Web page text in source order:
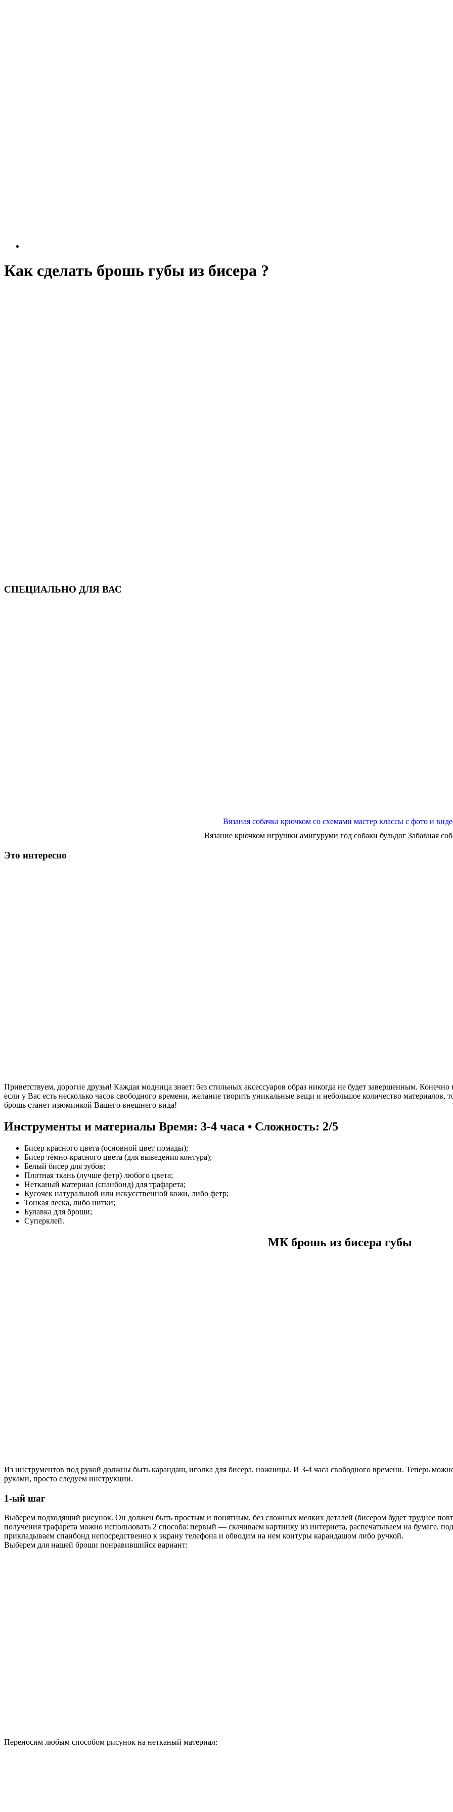
Как сделать брошь губы из бисера ?
СПЕЦИАЛЬНО ДЛЯ ВАС
Вязаная собачка крючком со схемами мастер классы с фото и
Вязание крючком игрушки амигуруми год собаки бульдог Забавная
Это интересно
Приветствуем, дорогие друзья! Каждая модница знает: без стильных аксессуаров образ никогда не будет завершенным.
если у Вас есть несколько часов свободного времени, желание творить уникальные вещи и небольшое количество материалов,
брошь станет изюминкой Вашего внешнего вида!
Инструменты и материалы Время: 3-4 часа • Сложность: 2/5
Бисер красного цвета (основной цвет помады);
Бисер тёмно-красного цвета (для выведения контура);
Белый бисер для зубов;
Плотная ткань (лучше фетр) любого цвета;
Нетканый материал (спанбонд) для трафарета;
Кусочек натуральной или искусственной кожи, либо фетр;
Тонкая леска, либо нитки;
Булавка для броши;
Суперклей.
МК брошь из бисера губы
Из инструментов под рукой должны быть карандаш, иголка для бисера, ножницы. И 3-4 часа свободного времени. Теперь
руками, просто следуем инструкции.
1-ый шаг
Выберем подходящий рисунок. Он должен быть простым и понятным, без сложных мелких деталей (бисером будет труднее
получения трафарета можно использовать 2 способа: первый — скачиваем картинку из интернета, распечатываем на бумаге,
прикладываем спанбонд непосредственно к экрану телефона и обводим на нем контуры карандашом либо ручкой.
Выберем для нашей броши понравившийся вариант:
Переносим любым способом рисунок на нетканый материал: